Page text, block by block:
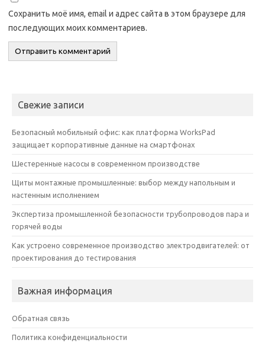
Сохранить моё имя, email и адрес сайта в этом браузере для
последующих моих комментариев.
Свежие записи
Безопасный мобильный офис: как платформа WorksPad
защищает корпоративные данные на смартфонах
Шестеренные насосы в современном производстве
Щиты монтажные промышленные: выбор между напольным и
настенным исполнением
Экспертиза промышленной безопасности трубопроводов пара и
горячей воды
Как устроено современное производство электродвигателей: от
проектирования до тестирования
Важная информация
Обратная связь
Политика конфиденциальности